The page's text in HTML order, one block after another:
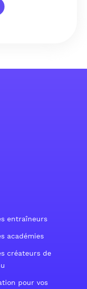
Tweeter
compte Instagram
entraîneurs
académies
créateurs de
pour vos